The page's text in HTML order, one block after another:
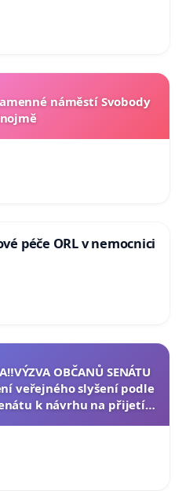
náměstí Svobody
péče ORL v nemocnici
OBČANŮ SENÁTU
veřejného slyšení podle
k návrhu na přijetí